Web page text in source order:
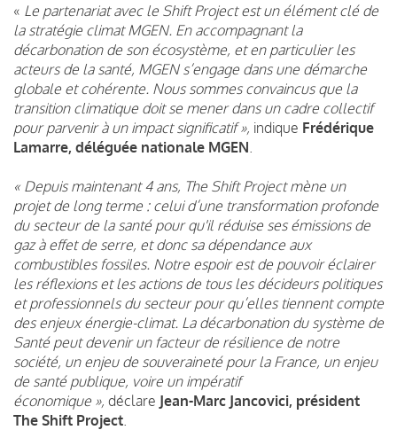
« Le partenariat avec le Shift Project est un élément clé de
la stratégie climat MGEN. En accompagnant la
décarbonation de son écosystème, et en particulier les
acteurs de la santé, MGEN s’engage dans une démarche
globale et cohérente. Nous sommes convaincus que la
transition climatique doit se mener dans un cadre collectif
pour parvenir à un impact significatif », indique Frédérique
Lamarre, déléguée nationale MGEN
« Depuis maintenant 4 ans, The Shift Project mène un
projet de long terme : celui d’une transformation profonde
du secteur de la santé pour qu'il réduise ses émissions de
gaz à effet de serre, et donc sa dépendance aux
combustibles fossiles. Notre espoir est de pouvoir éclairer
les réflexions et les actions de tous les décideurs politiques
et professionnels du secteur pour qu’elles tiennent compte
des enjeux énergie-climat. La décarbonation du système de
Santé peut devenir un facteur de résilience de notre
société, un enjeu de souveraineté pour la France, un enjeu
de santé publique, voire un impératif
économique », déclare Jean-Marc Jancovici, président
The Shift Project